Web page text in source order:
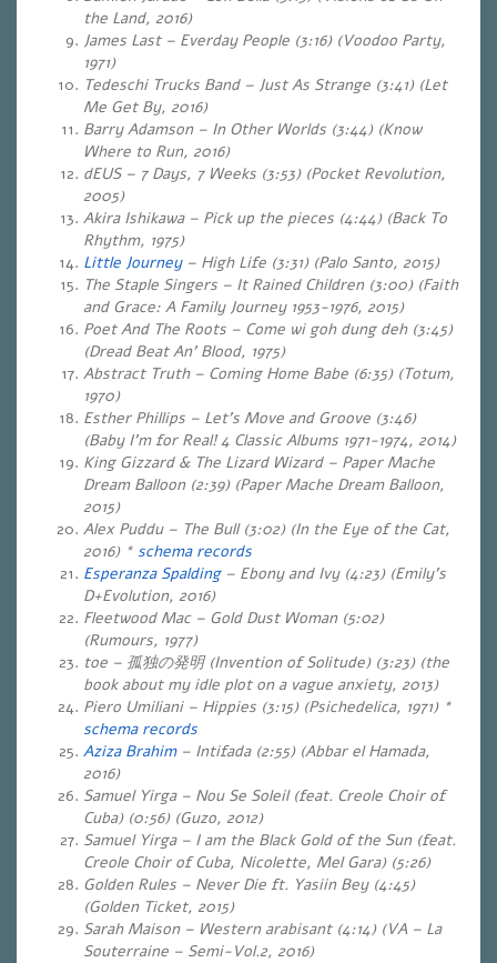
the Land, 2016)
James Last – Everday People (3:16) (Voodoo Party,
1971)
Tedeschi Trucks Band – Just As Strange (3:41) (Let
Me Get By, 2016)
Barry Adamson – In Other Worlds (3:44) (Know
Where to Run, 2016)
dEUS – 7 Days, 7 Weeks (3:53) (Pocket Revolution,
2005)
Akira Ishikawa – Pick up the pieces (4:44) (Back To
Rhythm, 1975)
Little Journey– High Life (3:31) (Palo Santo, 2015)
The Staple Singers – It Rained Children (3:00) (Faith
and Grace: A Family Journey 1953-1976, 2015)
Poet And The Roots – Come wi goh dung deh (3:45)
(Dread Beat An’ Blood, 1975)
Abstract Truth – Coming Home Babe (6:35) (Totum,
1970)
Esther Phillips – Let’s Move and Groove (3:46)
(Baby I’m for Real! 4 Classic Albums 1971-1974, 2014)
King Gizzard & The Lizard Wizard – Paper Mache
Dream Balloon (2:39) (Paper Mache Dream Balloon,
2015)
Alex Puddu – The Bull (3:02) (In the Eye of the Cat,
2016) * schema records
Esperanza Spalding– Ebony and Ivy (4:23) (Emily’s
D+Evolution, 2016)
Fleetwood Mac – Gold Dust Woman (5:02)
(Rumours, 1977)
toe – 孤独の発明 (Invention of Solitude) (3:23) (the
book about my idle plot on a vague anxiety, 2013)
Piero Umiliani – Hippies (3:15) (Psichedelica, 1971) *
schema records
Aziza Brahim– Intifada (2:55) (Abbar el Hamada,
2016)
Samuel Yirga – Nou Se Soleil (feat. Creole Choir of
Cuba) (0:56) (Guzo, 2012)
Samuel Yirga – I am the Black Gold of the Sun (feat.
Creole Choir of Cuba, Nicolette, Mel Gara) (5:26)
Golden Rules – Never Die ft. Yasiin Bey (4:45)
(Golden Ticket, 2015)
Sarah Maison – Western arabisant (4:14) (VA – La
Souterraine – Semi-Vol.2, 2016)